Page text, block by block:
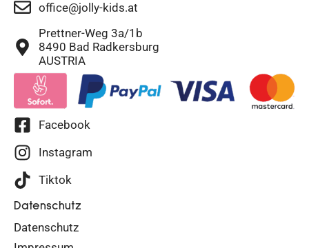
office@jolly-kids.at
Prettner-Weg 3a/1b
8490 Bad Radkersburg
AUSTRIA
Facebook
Instagram
Tiktok
Datenschutz
Datenschutz